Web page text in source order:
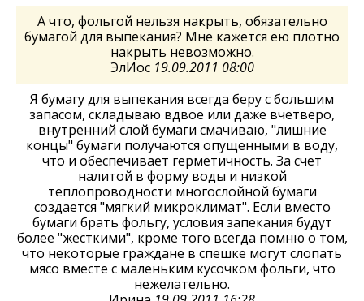
А что, фольгой нельзя накрыть, обязательно
бумагой для выпекания? Мне кажется ею плотно
накрыть невозможно.
ЭлИос 19.09.2011 08:00
Я бумагу для выпекания всегда беру с большим
запасом, складываю вдвое или даже вчетверо,
внутренний слой бумаги смачиваю, "лишние
концы" бумаги получаются опущенными в воду,
что и обеспечивает герметичность. За счет
налитой в форму воды и низкой
теплопроводности многослойной бумаги
создается "мягкий микроклимат". Если вместо
бумаги брать фольгу, условия запекания будут
более "жесткими", кроме того всегда помню о том,
что некоторые граждане в спешке могут слопать
мясо вместе с маленьким кусочком фольги, что
нежелательно.